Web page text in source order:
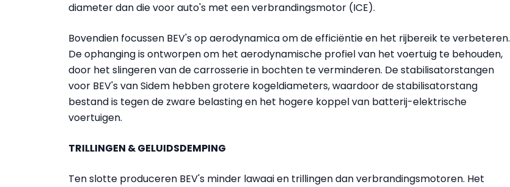
diameter dan die voor auto's met een verbrandingsmotor (ICE).
Bovendien focussen BEV's op aerodynamica om de efficiëntie en het rijbereik te verbeteren.
De ophanging is ontworpen om het aerodynamische profiel van het voertuig te behouden,
door het slingeren van de carrosserie in bochten te verminderen. De stabilisatorstangen
voor BEV's van Sidem hebben grotere kogeldiameters, waardoor de stabilisatorstang
bestand is tegen de zware belasting en het hogere koppel van batterij-elektrische
voertuigen.
TRILLINGEN & GELUIDSDEMPING
Ten slotte produceren BEV's minder lawaai en trillingen dan verbrandingsmotoren. Het